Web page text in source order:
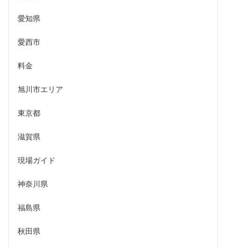
愛知県
愛西市
料金
旭川市エリア
東京都
滋賀県
現場ガイド
神奈川県
福島県
秋田県